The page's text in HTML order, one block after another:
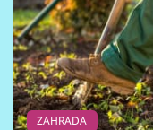
ZAHRADA